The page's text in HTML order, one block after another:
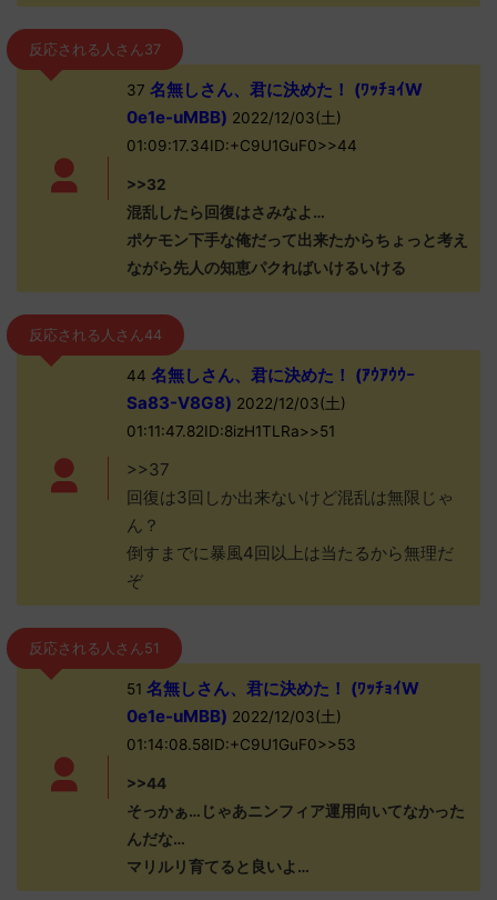
反応される人さん37
37 名無しさん、君に決めた！ (ﾜｯﾁｮｲW
0e1e-uMBB) 2022/12/03(土)
01:09:17.34ID:+C9U1GuF0>>44
>>32
混乱したら回復はさみなよ…
ポケモン下手な俺だって出来たからちょっと考え
ながら先人の知恵パクればいけるいける
反応される人さん44
44 名無しさん、君に決めた！ (ｱｳｱｳｳｰ
Sa83-V8G8) 2022/12/03(土)
01:11:47.82ID:8izH1TLRa>>51
>>37
回復は3回しか出来ないけど混乱は無限じゃ
ん？
倒すまでに暴風4回以上は当たるから無理だ
ぞ
反応される人さん51
51 名無しさん、君に決めた！ (ﾜｯﾁｮｲW
0e1e-uMBB) 2022/12/03(土)
01:14:08.58ID:+C9U1GuF0>>53
>>44
そっかぁ…じゃあニンフィア運用向いてなかった
んだな…
マリルリ育てると良いよ…